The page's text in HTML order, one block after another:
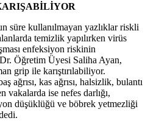
süre kullanılmayan yazlıklar riskli
temizlik yapılırken virüs
enfeksiyon riskinin
Öğretim Üyesi Saliha Ayan,
grip ile karıştırılabiliyor.
ağrısı, kas ağrısı, halsizlik, bulantı
ise nefes darlığı,
düşüklüğü ve böbrek yetmezliği